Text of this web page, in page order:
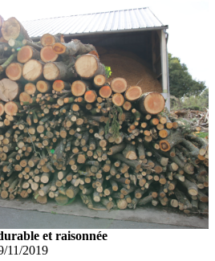
et raisonnée
11/2019